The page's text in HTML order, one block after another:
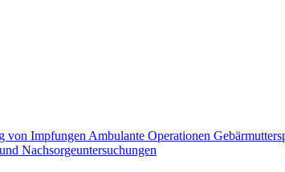
von Impfungen Ambulante Operationen
Nachsorgeuntersuchungen